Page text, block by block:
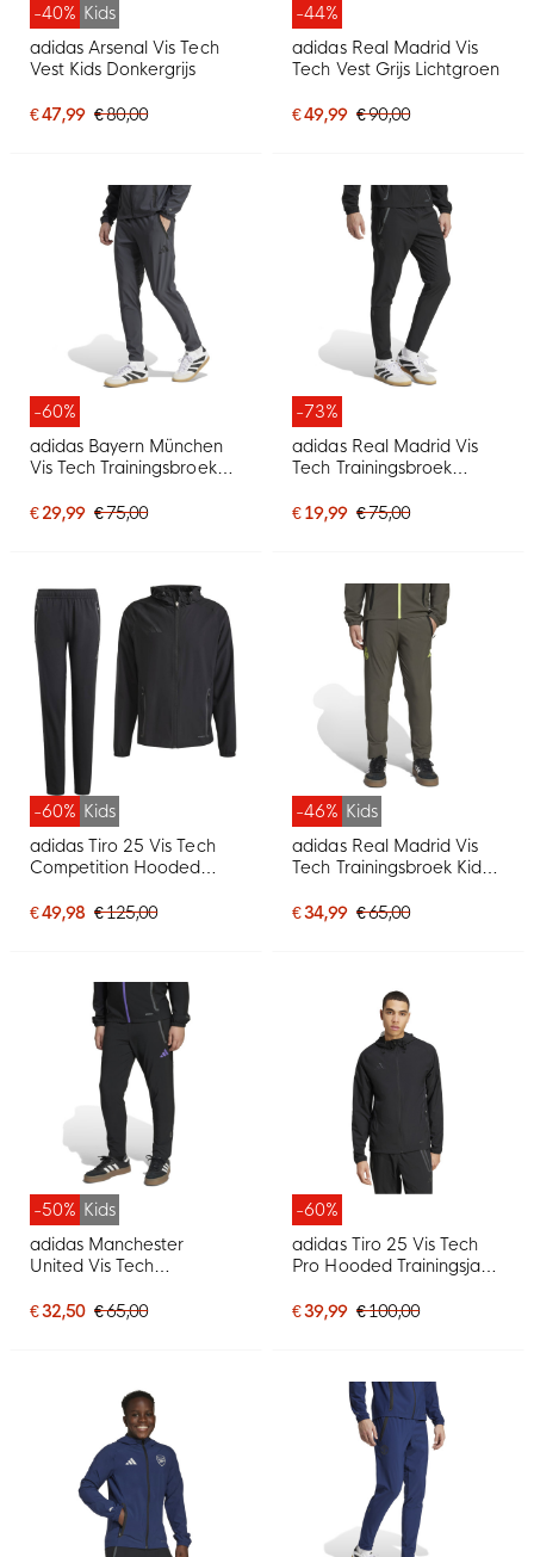
-40% Kids
adidas Arsenal Vis Tech
Vest Kids Donkergrijs
€ 47,99 € 80,00
-44%
adidas Real Madrid Vis
Tech Vest Grijs Lichtgroen
€ 49,99 € 90,00
-60%
adidas Bayern München
Vis Tech Trainingsbroek
€ 29,99 € 75,00
-73%
adidas Real Madrid Vis
Tech Trainingsbroek
€ 19,99 € 75,00
-60% Kids
adidas Tiro 25 Vis Tech
Competition Hooded
Zwart Donkergrijs
€ 49,98 € 125,00
-46% Kids
adidas Real Madrid Vis
Tech Trainingsbroek Kids
€ 34,99 € 65,00
-50% Kids
adidas Manchester
United Vis Tech
Paars
€ 32,50 € 65,00
-60%
adidas Tiro 25 Vis Tech
Pro Hooded Trainingsjack
€ 39,99 € 100,00